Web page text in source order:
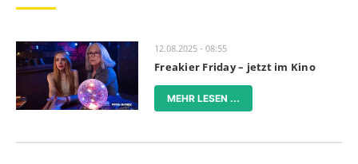
12.08.2025 - 08:55
Freakier Friday – jetzt im Kino
MEHR LESEN ...